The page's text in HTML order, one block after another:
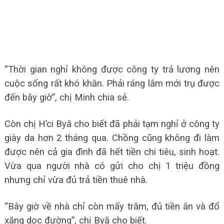
“Thời gian nghỉ không được công ty trả lương nên
cuộc sống rất khó khăn. Phải ráng lắm mới trụ được
đến bây giờ”, chị Minh chia sẻ.
Còn chị H’ci Byă cho biết đã phải tạm nghỉ ở công ty
giày da hơn 2 tháng qua. Chồng cũng không đi làm
được nên cả gia đình đã hết tiền chi tiêu, sinh hoạt.
Vừa qua người nhà có gửi cho chị 1 triệu đồng
nhưng chỉ vừa đủ trả tiền thuê nhà.
“Bây giờ về nhà chỉ còn mấy trăm, đủ tiền ăn và đổ
xăng dọc đường”, chị Byă cho biết.